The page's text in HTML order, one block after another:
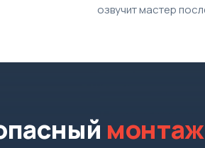
озвучит мастер
монтаж